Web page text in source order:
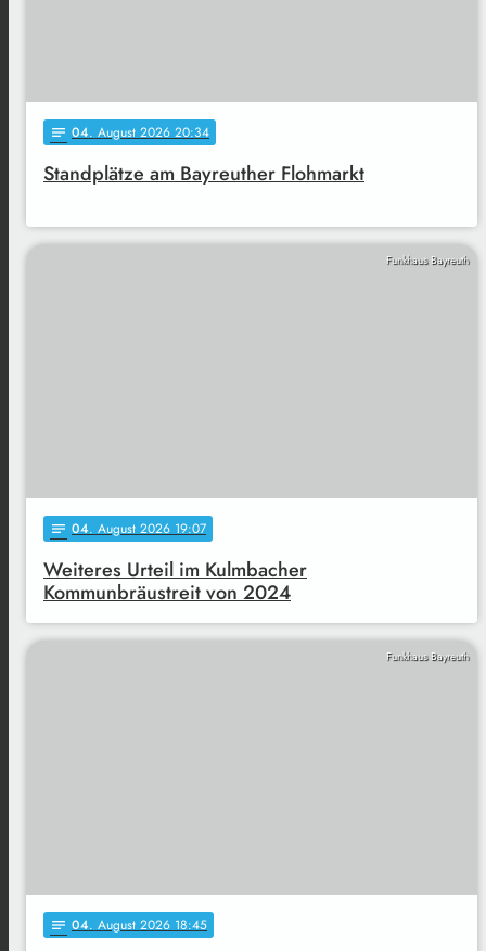
notes 04. August 2026 20:34
Standplätze am Bayreuther Flohmarkt
Funkhaus Bayreuth
notes 04. August 2026 19:07
Weiteres Urteil im Kulmbacher
Kommunbräustreit von 2024
Funkhaus Bayreuth
notes 04. August 2026 18:45